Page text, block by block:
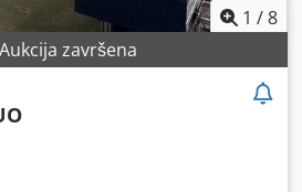
1 /8
Aukcija završena